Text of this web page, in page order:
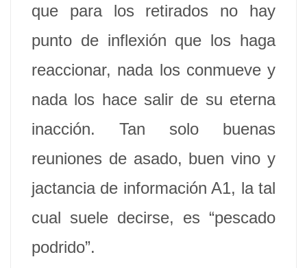
que para los retirados no hay
punto de inflexión que los haga
reaccionar, nada los conmueve y
nada los hace salir de su eterna
inacción. Tan solo buenas
reuniones de asado, buen vino y
jactancia de información A1, la tal
cual suele decirse, es “pescado
podrido”.